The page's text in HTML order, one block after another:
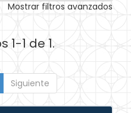
Mostrar filtros avanzados
1-1 de 1.
Siguiente